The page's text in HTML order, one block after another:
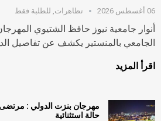
06 أغسطس 2026 تظاهرات للطلبة فقط
أنوار جامعية نيوز حافظ الشتيوي
الجامعي بالمنستير يكشف عن تفاصيل
اقرأ المزيد
مهرجان بنزت الدولي : مرتضى
حالة استثنائية